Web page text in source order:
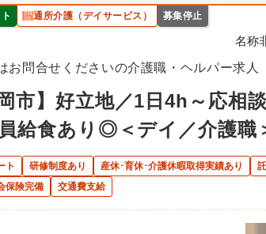
通所介護（デイサービス） 募集停止
名称
問合せくださいの介護職・ヘルパー求人
市】好立地／1日4h～応相
給食あり◎＜デイ／介護職
ト 研修制度あり 産休･育休･介護休暇取得実績あり
保険完備 交通費支給